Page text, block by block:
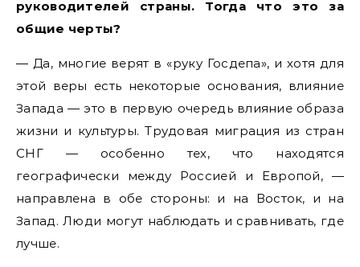
руководителей страны. Тогда что это за
общие черты?
— Да, многие верят в «руку Госдепа», и хотя для
этой веры есть некоторые основания, влияние
Запада — это в первую очередь влияние образа
жизни и культуры. Трудовая миграция из стран
СНГ — особенно тех, что находятся
географически между Россией и Европой, —
направлена в обе стороны: и на Восток, и на
Запад. Люди могут наблюдать и сравнивать, где
лучше.